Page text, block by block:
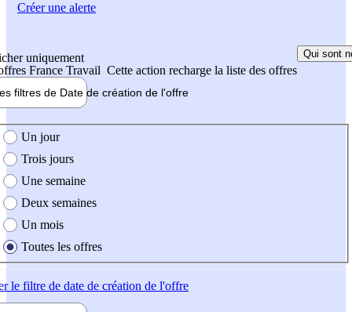
uniquement
France Travail Cette action recharge la liste des offres
Qui sont
filtres de Date de création de l'offre
création de l'offre
Un jour
Trois jours
Une semaine
Deux semaines
Un mois
Toutes les offres
le filtre de date de création de l'offre
Créer une alerte